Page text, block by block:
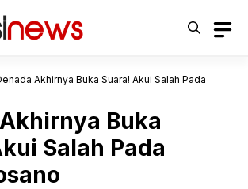
Akhirnya Buka Suara! Akui Salah Pada
Buka
Salah Pada